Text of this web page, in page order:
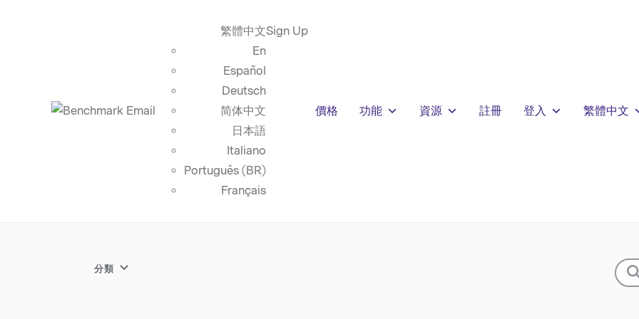
繁體中文
En
Español
Deutsch
简体中文
日本語
Italiano
Português (BR)
Français
Sign Up
價格 功能 資源 註冊 登入 繁體中文
分類